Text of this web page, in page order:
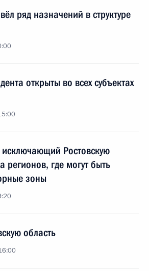
ряд назначений в структуре
открыты во всех субъектах
Ростовскую
регионов, где могут быть
зоны
область